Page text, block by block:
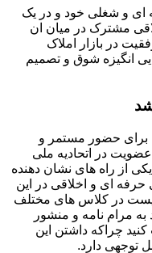
و شغلی خود و در یک
مشترک در میان ان
در بازار املاک
انگیزه شوق و تصمیم
برای حضور مستمر و
در اتحادیه ملی
از راه های نشان دهنده
حرفه ای و اخلاقی در این
در کلاس های مختلف
مرام نامه و منشور
چراکه داشتن این
توجهی دارد.